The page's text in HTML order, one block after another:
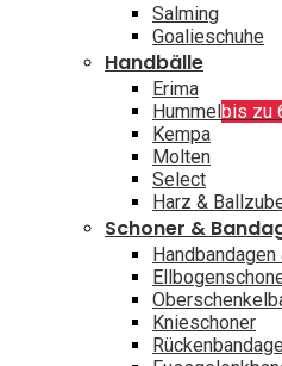
Salming
Goalieschuhe
Handbälle
Erima
Hummelbis zu
Kempa
Molten
Select
Harz &
Schoner &
Knieschoner